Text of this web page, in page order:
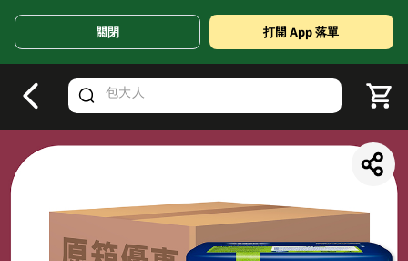
Valid Until 30 June 2026
關閉 打開 App 落單